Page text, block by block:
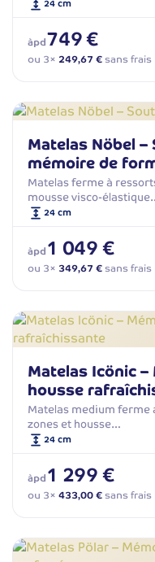
24 cm
àpd749 €
ou 3× 249,67 €sans frais
Matelas Nöbel
mémoire de
Matelas ferme à
mousse visco-
24 cm
àpd1 049 €
ou 3× 349,67 €sans frais
Matelas Icönic
housse
Matelas medium ferme
zones et housse…
24 cm
àpd1 299 €
ou 3× 433,00 €sans frais